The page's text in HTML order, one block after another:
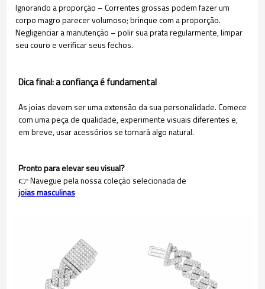
Ignorando a proporção – Correntes grossas podem fazer um
corpo magro parecer volumoso; brinque com a proporção.
Negligenciar a manutenção – polir sua prata regularmente, limpar
seu couro e verificar seus fechos.
Dica final: a confiança é fundamental
As joias devem ser uma extensão da sua personalidade. Comece
com uma peça de qualidade, experimente visuais diferentes e,
em breve, usar acessórios se tornará algo natural.
Pronto para elevar seu visual?
👉 Navegue pela nossa coleção selecionada de
joias masculinas